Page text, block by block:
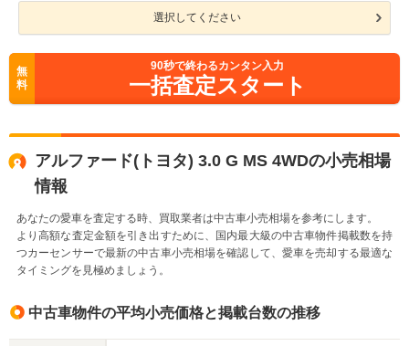
選択してください
無
料
90秒で終わるカンタン入力
一括査定スタート
アルファード(トヨタ) 3.0 G MS 4WDの小売相場
情報
あなたの愛車を査定する時、買取業者は中古車小売相場を参考にします。
より高額な査定金額を引き出すために、国内最大級の中古車物件掲載数を持
つカーセンサーで最新の中古車小売相場を確認して、愛車を売却する最適な
タイミングを見極めましょう。
中古車物件の平均小売価格と掲載台数の推移